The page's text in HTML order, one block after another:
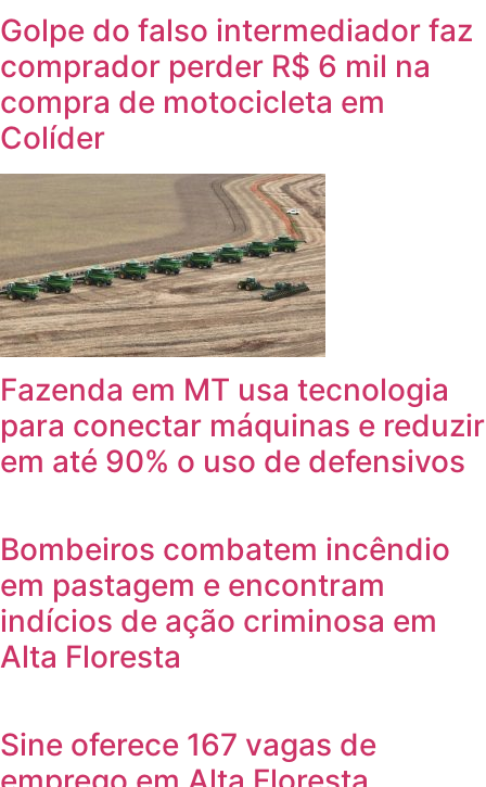
Golpe do falso intermediador faz
comprador perder R$ 6 mil na
compra de motocicleta em
Colíder
Fazenda em MT usa tecnologia
para conectar máquinas e reduzir
em até 90% o uso de defensivos
Bombeiros combatem incêndio
em pastagem e encontram
indícios de ação criminosa em
Alta Floresta
Sine oferece 167 vagas de